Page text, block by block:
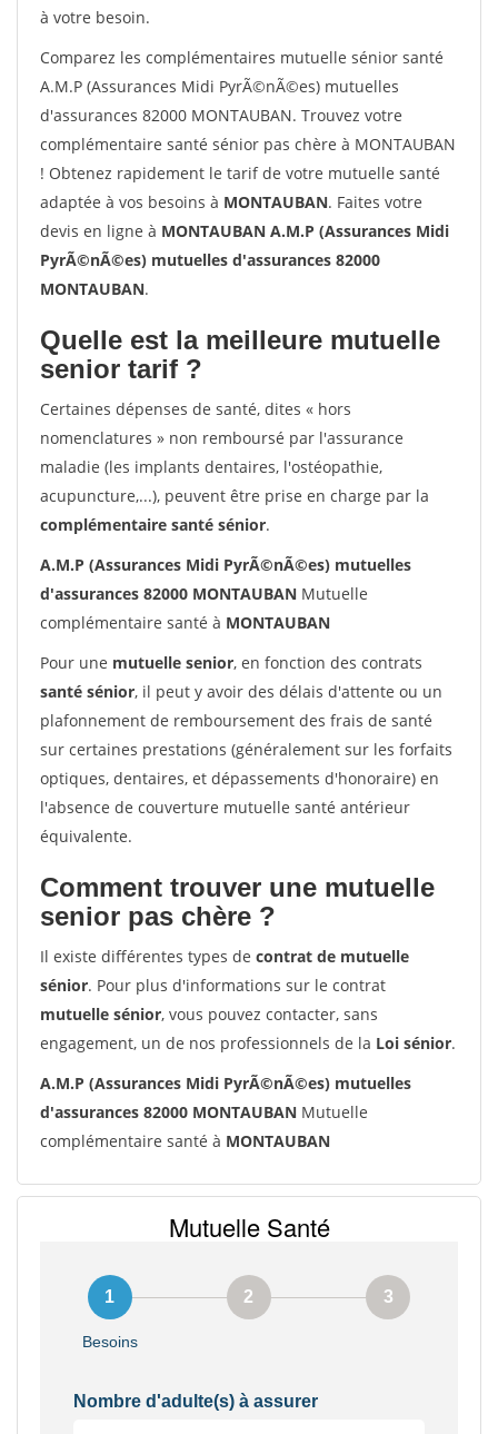
à votre besoin.
Comparez les complémentaires mutuelle sénior santé
A.M.P (Assurances Midi PyrÃ©nÃ©es) mutuelles
d'assurances 82000 MONTAUBAN. Trouvez votre
complémentaire santé sénior pas chère à MONTAUBAN
! Obtenez rapidement le tarif de votre mutuelle santé
adaptée à vos besoins à MONTAUBAN. Faites votre
devis en ligne à MONTAUBAN A.M.P (Assurances Midi
PyrÃ©nÃ©es) mutuelles d'assurances 82000
MONTAUBAN.
Quelle est la meilleure mutuelle
senior tarif ?
Certaines dépenses de santé, dites « hors
nomenclatures » non remboursé par l'assurance
maladie (les implants dentaires, l'ostéopathie,
acupuncture,...), peuvent être prise en charge par la
complémentaire santé sénior.
A.M.P (Assurances Midi PyrÃ©nÃ©es) mutuelles
d'assurances 82000 MONTAUBAN Mutuelle
complémentaire santé à MONTAUBAN
Pour une mutuelle senior, en fonction des contrats
santé sénior, il peut y avoir des délais d'attente ou un
plafonnement de remboursement des frais de santé
sur certaines prestations (généralement sur les forfaits
optiques, dentaires, et dépassements d'honoraire) en
l'absence de couverture mutuelle santé antérieur
équivalente.
Comment trouver une mutuelle
senior pas chère ?
Il existe différentes types de contrat de mutuelle
sénior. Pour plus d'informations sur le contrat
mutuelle sénior, vous pouvez contacter, sans
engagement, un de nos professionnels de la Loi sénior.
A.M.P (Assurances Midi PyrÃ©nÃ©es) mutuelles
d'assurances 82000 MONTAUBAN Mutuelle
complémentaire santé à MONTAUBAN